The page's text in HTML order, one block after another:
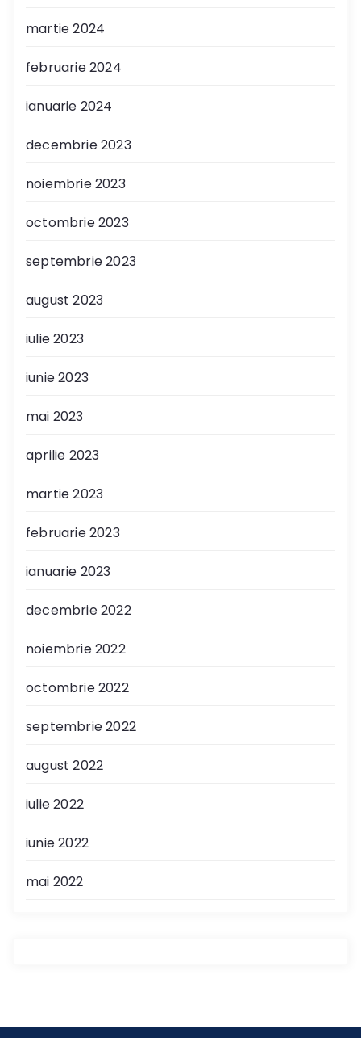
martie 2024
februarie 2024
ianuarie 2024
decembrie 2023
noiembrie 2023
octombrie 2023
septembrie 2023
august 2023
iulie 2023
iunie 2023
mai 2023
aprilie 2023
martie 2023
februarie 2023
ianuarie 2023
decembrie 2022
noiembrie 2022
octombrie 2022
septembrie 2022
august 2022
iulie 2022
iunie 2022
mai 2022